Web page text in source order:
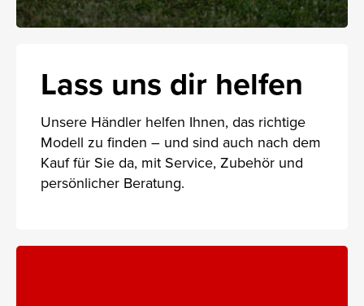
Lass uns dir helfen
Unsere Händler helfen Ihnen, das richtige
Modell zu finden – und sind auch nach dem
Kauf für Sie da, mit Service, Zubehör und
persönlicher Beratung.